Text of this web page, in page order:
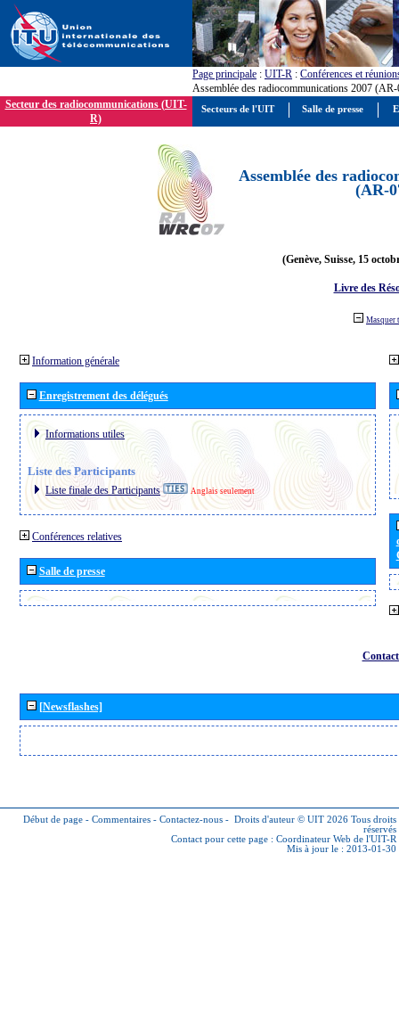
Page principale : UIT-R : Conférences et
Assemblée des radiocommunications 2007
Secteur des radiocommunications (UIT-
R)
Assemblée des
(AR-
(Genève, Suisse, 15
Livre des
Masquer
Information générale
Enregistrement des délégués
Informations utiles
Liste des Participants
Liste finale des Participants Anglais seulement
Conférences relatives
Salle de presse
[Newsflashes]
Début de page - Commentaires - Contactez-nous - Droits d'auteur © UIT 2026 Tous droits
réservés
Contact pour cette page : Coordinateur Web de l'UIT-R
Mis à jour le : 2013-01-30
Secteurs de l'UIT Salle de presse